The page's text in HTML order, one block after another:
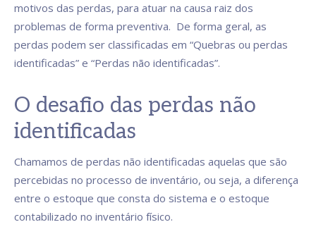
motivos das perdas, para atuar na causa raiz dos
problemas de forma preventiva. De forma geral, as
perdas podem ser classificadas em “Quebras ou perdas
identificadas” e “Perdas não identificadas”.
O desafio das perdas não
identificadas
Chamamos de perdas não identificadas aquelas que são
percebidas no processo de inventário, ou seja, a diferença
entre o estoque que consta do sistema e o estoque
contabilizado no inventário físico.